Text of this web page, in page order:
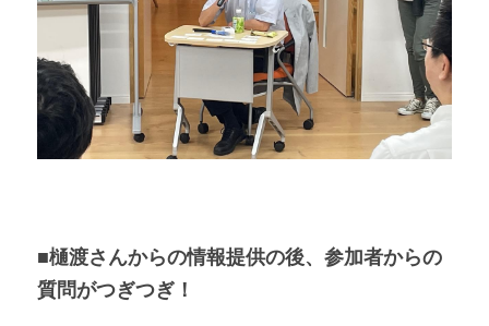
■樋渡さんからの情報提供の後、参加者からの
質問がつぎつぎ！